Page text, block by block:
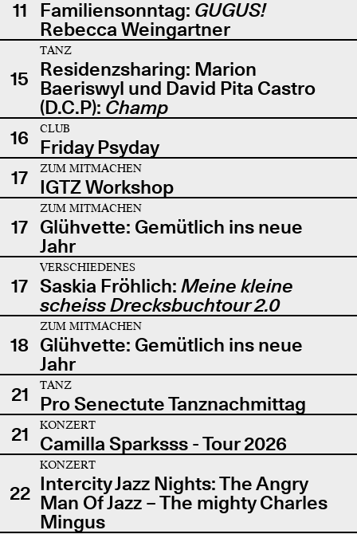
11
Familiensonntag: GUGUS!
Rebecca Weingartner
15
TANZ
Residenzsharing: Marion
Baeriswyl und David Pita Castro
(D.C.P): Champ
16
CLUB
Friday Psyday
17
ZUM MITMACHEN
IGTZ Workshop
17
ZUM MITMACHEN
Glühvette: Gemütlich ins neue
Jahr
17
VERSCHIEDENES
Saskia Fröhlich: Meine kleine
scheiss Drecksbuchtour 2.0
18
ZUM MITMACHEN
Glühvette: Gemütlich ins neue
Jahr
21
TANZ
Pro Senectute Tanznachmittag
21
KONZERT
Camilla Sparksss - Tour 2026
22
KONZERT
Intercity Jazz Nights: The Angry
Man Of Jazz – The mighty Charles
Mingus